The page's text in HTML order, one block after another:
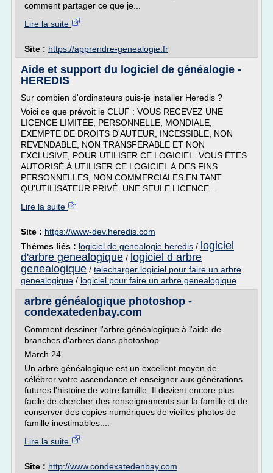
comment partager ce que je...
Lire la suite
Site : https://apprendre-genealogie.fr
Aide et support du logiciel de généalogie -
HEREDIS
Sur combien d'ordinateurs puis-je installer Heredis ?
Voici ce que prévoit le CLUF : VOUS RECEVEZ UNE
LICENCE LIMITÉE, PERSONNELLE, MONDIALE,
EXEMPTE DE DROITS D'AUTEUR, INCESSIBLE, NON
REVENDABLE, NON TRANSFÉRABLE ET NON
EXCLUSIVE, POUR UTILISER CE LOGICIEL. VOUS ÊTES
AUTORISÉ À UTILISER CE LOGICIEL À DES FINS
PERSONNELLES, NON COMMERCIALES EN TANT
QU'UTILISATEUR PRIVÉ. UNE SEULE LICENCE...
Lire la suite
Site : https://www-dev.heredis.com
Thèmes liés : logiciel de genealogie heredis / logiciel
d'arbre genealogique / logiciel d arbre
genealogique / telecharger logiciel pour faire un arbre
genealogique / logiciel pour faire un arbre genealogique
arbre généalogique photoshop -
condexatedenbay.com
Comment dessiner l'arbre généalogique à l'aide de
branches d'arbres dans photoshop
March 24
Un arbre généalogique est un excellent moyen de
célébrer votre ascendance et enseigner aux générations
futures l'histoire de votre famille. Il devient encore plus
facile de chercher des renseignements sur la famille et de
conserver des copies numériques de vieilles photos de
famille inestimables....
Lire la suite
Site : http://www.condexatedenbay.com